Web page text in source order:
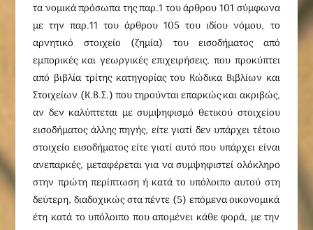
τα νομικά πρόσωπα της παρ.1 του άρθρου 101 σύμφωνα
με την παρ.11 του άρθρου 105 του ιδίου νόμου, το
αρνητικό στοιχείο (ζημία) του εισοδήματος από
εμπορικές και γεωργικές επιχειρήσεις, που προκύπτει
από βιβλία τρίτης κατηγορίας του Κώδικα Βιβλίων και
Στοιχείων (Κ.Β.Σ.) που τηρούνται επαρκώς και ακριβώς,
αν δεν καλύπτεται με συμψηφισμό θετικού στοιχείου
εισοδήματος άλλης πηγής, είτε γιατί δεν υπάρχει τέτοιο
στοιχείο εισοδήματος είτε γιατί αυτό που υπάρχει είναι
ανεπαρκές, μεταφέρεται για να συμψηφιστεί ολόκληρο
στην πρώτη περίπτωση ή κατά το υπόλοιπο αυτού στη
δεύτερη, διαδοχικώς στα πέντε (5) επόμενα οικονομικά
έτη κατά το υπόλοιπο που απομένει κάθε φορά, με την